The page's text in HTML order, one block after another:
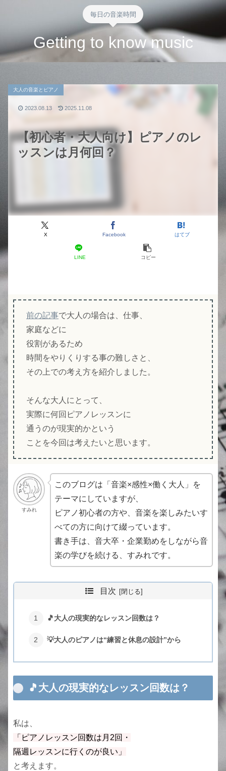
毎日の音楽時間
Getting to know music
【初心者・大人向け】ピアノのレ
ッスンは月何回？
大人の音楽とピアノ
X Facebook はてブ
LINE コピー
2023.08.13 2025.11.08
前の記事で大人の場合は、仕事、
家庭などに
役割があるため
時間をやりくりする事の難しさと、
その上での考え方を紹介しました。
そんな大人にとって、
実際に何回ピアノレッスンに
通うのが現実的かという
ことを今回は考えたいと思います。
すみれ
このブログは「音楽×感性×働く大人」を
テーマにしていますが、
ピアノ初心者の方や、音楽を楽しみたいす
べての方に向けて綴っています。
書き手は、音大卒・企業勤めをしながら音
楽の学びを続ける、すみれです。
目次
🎵大人の現実的なレッスン回数は？
💡大人のピアノは“練習と休息の設計”から
🎵大人の現実的なレッスン回数は？
私は、
「ピアノレッスン回数は月2回・
隔週レッスンに行くのが良い」
と考えます。